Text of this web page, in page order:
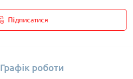
Підписатися
Графік роботи